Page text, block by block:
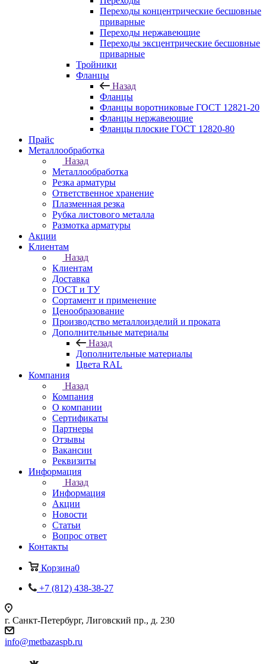
Переходы концентрические бесшовные
приварные
Переходы нержавеющие
Переходы эксцентрические бесшовные
приварные
Тройники
Фланцы
Назад
Фланцы
Фланцы воротниковые ГОСТ 12821-20
Фланцы нержавеющие
Фланцы плоские ГОСТ 12820-80
Прайс
Металлообработка
Назад
Металлообработка
Резка арматуры
Ответственное хранение
Плазменная резка
Рубка листового металла
Размотка арматуры
Акции
Клиентам
Назад
Клиентам
Доставка
ГОСТ и ТУ
Сортамент и применение
Ценообразование
Производство металлоизделий и проката
Дополнительные материалы
Назад
Дополнительные материалы
Цвета RAL
Компания
Назад
Компания
О компании
Сертификаты
Партнеры
Отзывы
Вакансии
Реквизиты
Информация
Назад
Информация
Акции
Новости
Статьи
Вопрос ответ
Контакты
Корзина0
+7 (812) 438-38-27
г. Санкт-Петербург, Лиговский пр., д. 230
info@metbazaspb.ru